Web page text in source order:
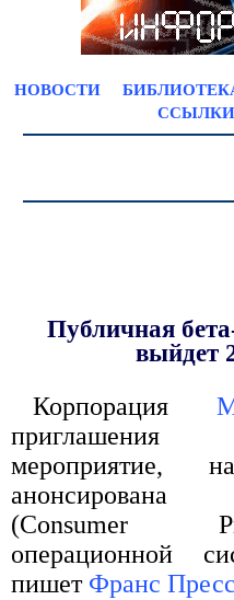
НОВОСТИ
ССЫЛКИ
Публичная
выйдет
Корпорация
приглашения
мероприятие,
анонсирована
(Consumer
операционной
пишет Франс Пресс